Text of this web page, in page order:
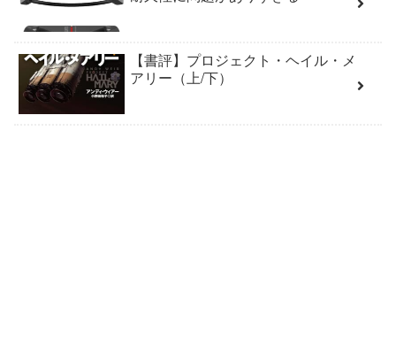
【書評】プロジェクト・ヘイル・メ
アリー（上/下）